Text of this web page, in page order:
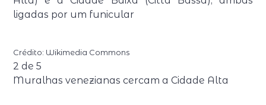
ligadas por um funicular
Crédito: Wikimedia Commons
2 de5
Muralhas venezianas cercam a Cidade Alta